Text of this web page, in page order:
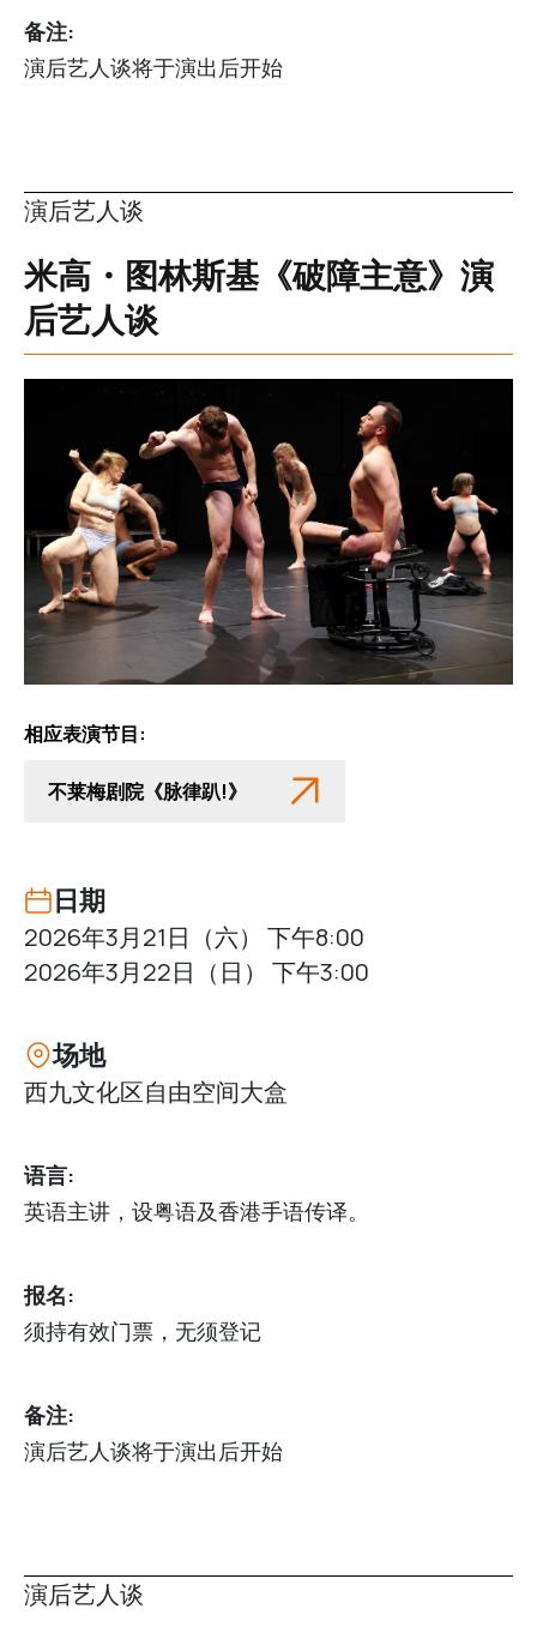
备注:
演后艺人谈将于演出后开始
米高・图林斯基《破障主意》演
后艺人谈
演后艺人谈
相应表演节目:
不莱梅剧院《脉律趴!》
日期
2026年3月21日（六） 下午8:00
2026年3月22日（日） 下午3:00
场地
西九文化区自由空间大盒
语言:
英语主讲，设粤语及香港手语传译。
报名:
须持有效门票，无须登记
备注:
演后艺人谈将于演出后开始
演后艺人谈